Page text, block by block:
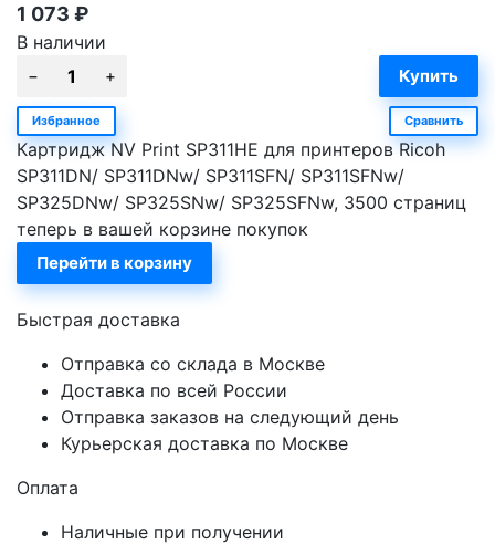
1 073 ₽
В наличии
Избранное Сравнить
Картридж NV Print SP311HE для принтеров Ricoh
SP311DN/ SP311DNw/ SP311SFN/ SP311SFNw/
SP325DNw/ SP325SNw/ SP325SFNw, 3500 страниц
теперь в вашей корзине покупок
Перейти в корзину
Быстрая доставка
Отправка со склада в Москве
Доставка по всей России
Отправка заказов на следующий день
Курьерская доставка по Москве
Оплата
Наличные при получении